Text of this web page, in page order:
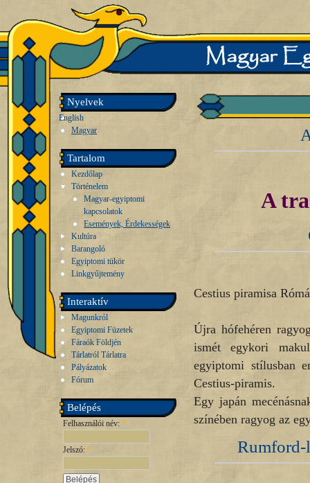
Nyelvek
English
Magyar
Tartalom
Kezdőlap
Történelem
Magyar-egyiptomi
kapcsolatok
Események, Érdekességek
Kultúra
Barangoló
Egyiptomi tükör
Linkgyűjtemény
Interaktív
Magunkról
Egyiptomi Füzetek
Fáraók Földjén
Tárlatról Tárlatra
Pályázatok
Fórum
Belépés
Felhasználói név: *
Jelszó: *
A
Cestius piramisa
Újra hófehéren
ismét egykori
egyiptomi stílusban
Cestius-piramis.
Egy japán
színében ragyog az
Rumford-